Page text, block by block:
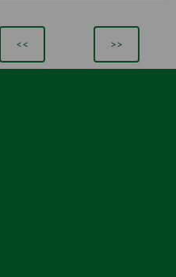
<< >>